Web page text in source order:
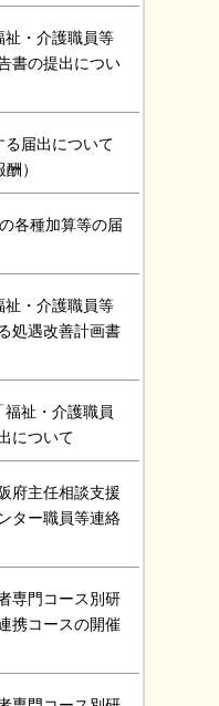
祉・介護職員等
書の提出につい
届出について
）
各種加算等の届
祉・介護職員等
処遇改善計画書
福祉・介護職員
について
府主任相談支援
ター職員等連絡
専門コース別研
携コースの開催